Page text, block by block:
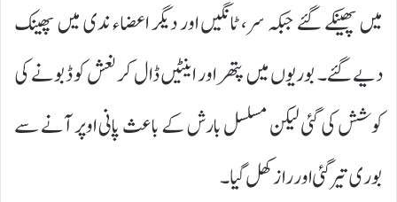
میں پھینکے گئے جبکہ سر، ٹانگیں اور دیگر اعضاء ندی میں پھینک
دیے گئے۔ بوریوں میں پتھر اور اینٹیں ڈال کر نعش کو ڈبونے کی
کوشش کی گئی لیکن مسلسل بارش کے باعث پانی اوپر آنے سے
بوری تیر گئی اور راز کھل گیا۔